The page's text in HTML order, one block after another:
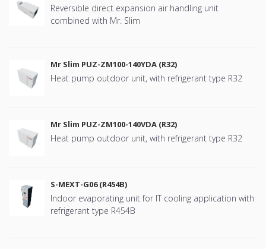
Reversible direct expansion air handling unit
combined with Mr. Slim
Mr Slim PUZ-ZM100-140YDA (R32)
Heat pump outdoor unit, with refrigerant type R32
Mr Slim PUZ-ZM100-140VDA (R32)
Heat pump outdoor unit, with refrigerant type R32
S-MEXT-G06 (R454B)
Indoor evaporating unit for IT cooling application with
refrigerant type R454B